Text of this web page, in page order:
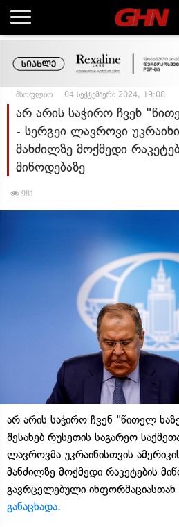
მსოფლიო 04 სექტემბერი 2024, 19:08
არ არის საჭირო ჩვენ
- სერგეი ლავროვი
მანძილზე მოქმედი
მიწოდებაზე
981
არ არის საჭირო ჩვენ "წითელ
შესახებ რუსეთის საგარეო
ლავროვმა უკრაინისთვის
მანძილზე მოქმედი რაკეტების
გავრცელებული ინფორმაციასთან
განაცხადა.